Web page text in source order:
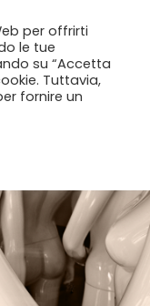
per offrirti
le tue
su “Accetta
Tuttavia,
fornire un